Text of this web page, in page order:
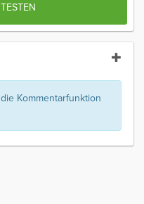
Kommentarfunktion